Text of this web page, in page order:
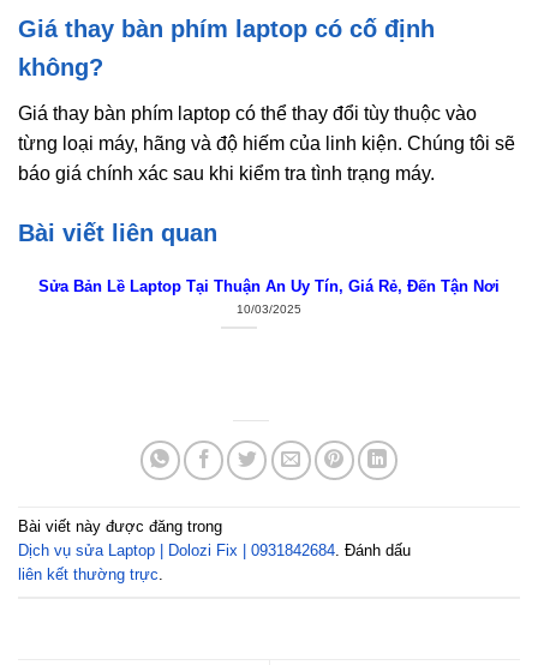
Giá thay bàn phím laptop có cố định
không?
Giá thay bàn phím laptop có thể thay đổi tùy thuộc vào
từng loại máy, hãng và độ hiếm của linh kiện. Chúng tôi sẽ
báo giá chính xác sau khi kiểm tra tình trạng máy.
Bài viết liên quan
Sửa Bản Lề Laptop Tại Thuận An Uy Tín, Giá Rẻ, Đến Tận Nơi
10/03/2025
Bài viết này được đăng trong
Dịch vụ sửa Laptop | Dolozi Fix | 0931842684. Đánh dấu
liên kết thường trực.